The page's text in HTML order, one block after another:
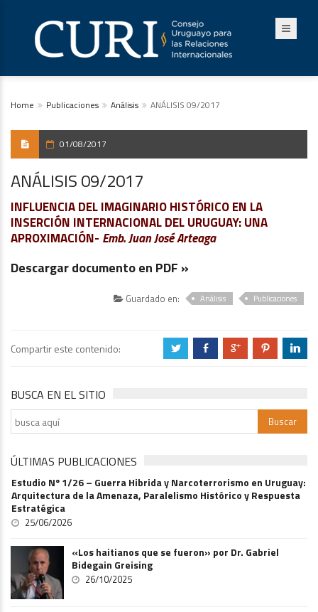
Home Publicaciones Análisis ANÁLISIS 09/2017
01/08/2017
ANÁLISIS 09/2017
INFLUENCIA DEL IMAGINARIO HISTÓRICO EN LA
INSERCIÓN INTERNACIONAL DEL URUGUAY: UNA
APROXIMACIÓN- Emb. Juan José Arteaga
Descargar documento en PDF »
Guardado en: Análisis Publicaciones
Compartir este contenido: a b c d j
BUSCA EN EL SITIO
ÚLTIMAS PUBLICACIONES
Estudio Nº 1/26 – Guerra Hibrida y Narcoterrorismo en Uruguay:
Arquitectura de la Amenaza, Paralelismo Histórico y Respuesta
Estratégica
25/06/2026
«Los haitianos que se fueron» por Dr. Gabriel
Bidegain Greising
26/10/2025